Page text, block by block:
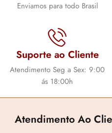
Enviamos para todo Brasil
Suporte ao Cliente
Atendimento Seg a Sex: 9:00
ás 18:00h
Atendimento Ao